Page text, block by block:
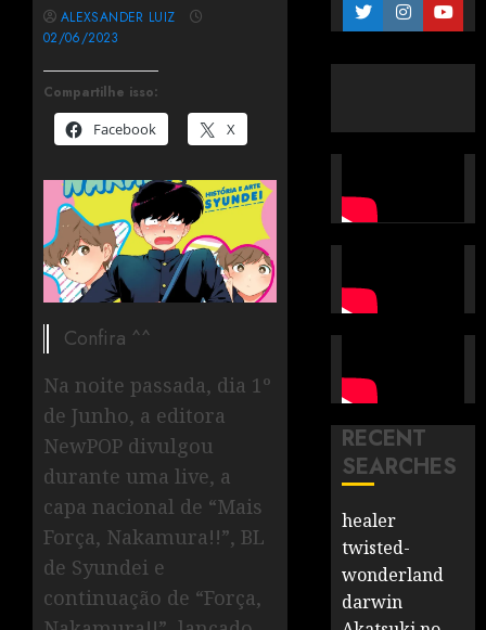
Compartilhe isso:
Facebook
X
ALEXSANDER LUIZ
02/06/2023
Confira ^^
Na noite passada, dia 1º
de Junho, a editora
NewPOP divulgou
durante uma live, a
capa nacional de “Mais
Força, Nakamura!!”, BL
de Syundei e
continuação de “Força,
RECENT
SEARCHES
healer
twisted-
wonderland
darwin